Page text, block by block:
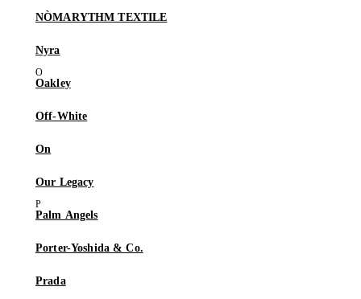
NÒMARYTHM TEXTILE
Nyra
Oakley
Off-White
On
Our Legacy
Palm Angels
Porter-Yoshida & Co.
Prada